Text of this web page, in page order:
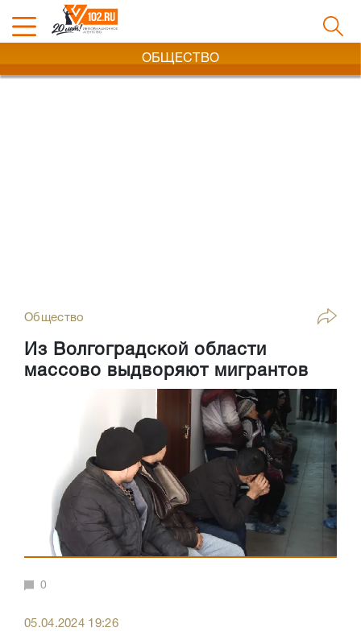
ОБЩЕСТВО
Общество
Из Волгоградской области
массово выдворяют мигрантов
0
05.04.2024 19:26